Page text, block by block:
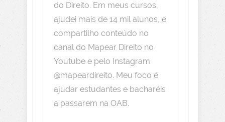
do Direito. Em meus cursos,
ajudei mais de 14 mil alunos, e
compartilho conteúdo no
canal do Mapear Direito no
Youtube e pelo Instagram
@mapeardireito. Meu foco é
ajudar estudantes e bacharéis
a passarem na OAB.